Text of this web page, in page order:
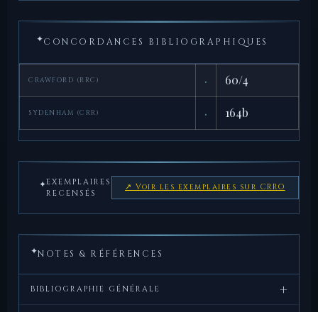
✦CONCORDANCES BIBLIOGRAPHIQUES
CRAWFORD (RRC) · 60/4
SYDENHAM (CRR) · 164b
✦EXEMPLAIRES
RECENSÉS
↗ Voir les exemplaires sur CRRO
✦NOTES & RÉFÉRENCES
BIBLIOGRAPHIE GÉNÉRALE +